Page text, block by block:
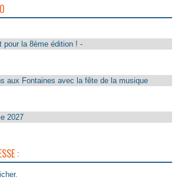
pour la 8ème édition ! -
aux Fontaines avec la fête de la musique
2027
: